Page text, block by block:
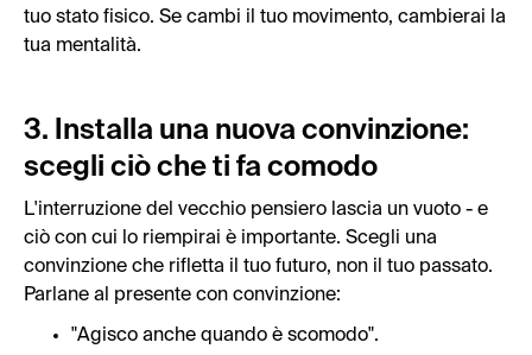
tuo stato fisico. Se cambi il tuo movimento, cambierai la
tua mentalità.
3. Installa una nuova convinzione:
scegli ciò che ti fa comodo
L'interruzione del vecchio pensiero lascia un vuoto - e
ciò con cui lo riempirai è importante. Scegli una
convinzione che rifletta il tuo futuro, non il tuo passato.
Parlane al presente con convinzione:
"Agisco anche quando è scomodo".